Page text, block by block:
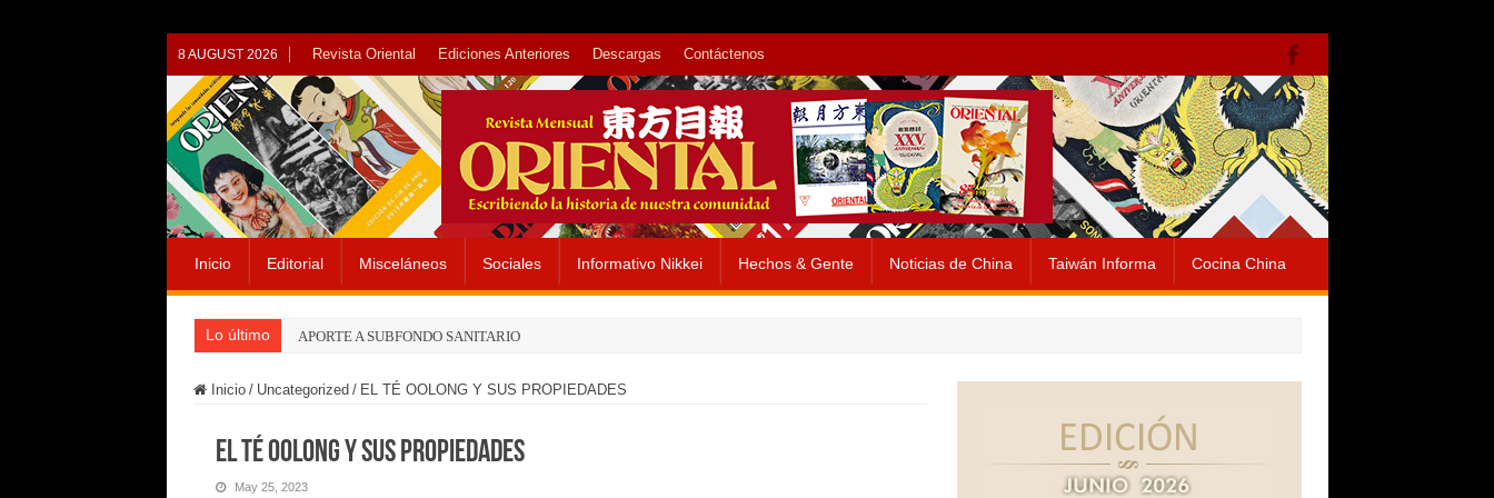
8 AUGUST 2026 Revista Oriental Ediciones Anteriores Descargas Contáctenos
Inicio Editorial Misceláneos Sociales Informativo Nikkei Hechos & Gente Noticias de China Taiwán Informa Cocina China
Lo último APORTE A SUBFONDO SANITARIO
Inicio / Uncategorized / EL TÉ OOLONG Y SUS PROPIEDADES
EL TÉ OOLONG Y SUS PROPIEDADES
May 25, 2023